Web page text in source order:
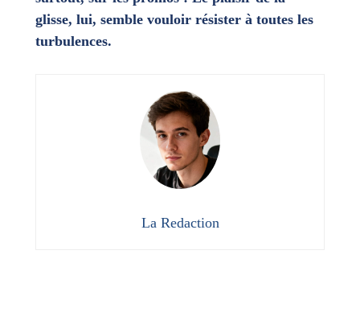
glisse, lui, semble vouloir résister à toutes les
turbulences.
La Redaction